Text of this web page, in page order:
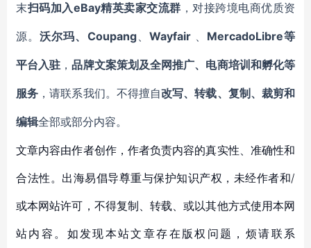
末扫码加入eBay精英卖家交流群 ，对接跨境电商优质资
源。沃尔玛、 Coupang、 Wayfair MercadoLibre等
平台入驻 ，品牌文案策划及全网推广、电商培训和孵化等
服务 ，请联系我们。不得擅自改写、转载、复制、裁剪和
编辑全部或部分内容。
文章内容由作者创作，作者负责内容的真实性、准确性和
合法性。出海易倡导尊重与保护知识产权，未经作者和/
或本网站许可，不得复制、转载、或以其他方式使用本网
站内容。如发现本站文章存在版权问题，烦请联系